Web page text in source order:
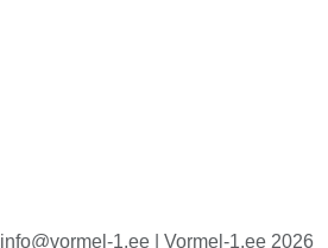
info@vormel-1.ee | Vormel-1.ee 2026